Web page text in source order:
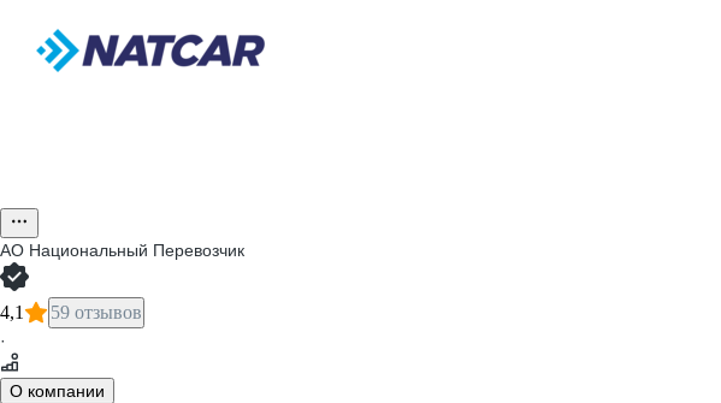
АО Национальный Перевозчик
4,1 59 отзывов
·
О компании